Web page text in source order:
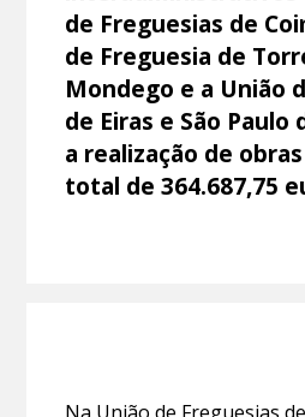
de Freguesias de
de Freguesia de
Mondego e a União
de Eiras e São Paulo
a realização de
total de 364.687,75
Na União de Freguesias